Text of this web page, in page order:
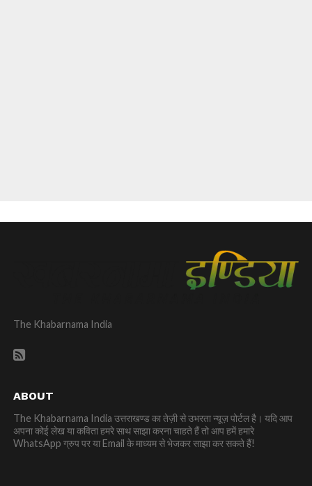
The Khabarnama India
ABOUT
The Khabarnama India उत्तराखण्ड का तेज़ी से उभरता न्यूज़ पोर्टल है। यदि आप
अपना कोई लेख या कविता हमरे साथ साझा करना चाहते हैं तो आप हमें हमारे
WhatsApp ग्रुप पर या Email के माध्यम से भेजकर साझा कर सकते हैं!